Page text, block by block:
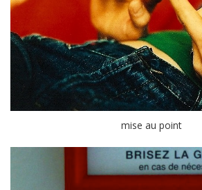
mise au point